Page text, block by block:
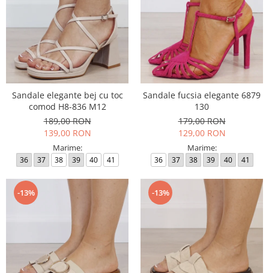
Sandale elegante bej cu toc
comod H8-836 M12
189,00 RON
139,00 RON
Marime:
36 37 38 39 40 41
Sandale fucsia elegante 6879
130
179,00 RON
129,00 RON
Marime:
36 37 38 39 40 41
-13% -13%